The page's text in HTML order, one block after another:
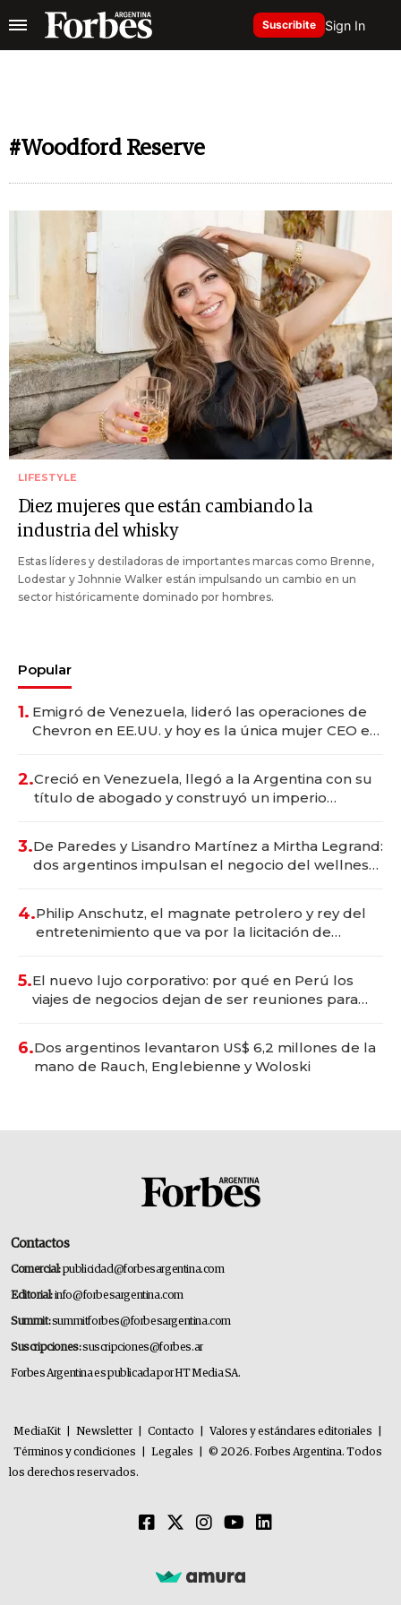
Suscribite Sign In
#Woodford Reserve
LIFESTYLE
Diez mujeres que están cambiando la
industria del whisky
Estas líderes y destiladoras de importantes marcas como Brenne,
Lodestar y Johnnie Walker están impulsando un cambio en un
sector históricamente dominado por hombres.
Popular
1. Emigró de Venezuela, lideró las operaciones de
Chevron en EE.UU. y hoy es la única mujer CEO en
2.Creció en Venezuela, llegó a la Argentina con su
título de abogado y construyó un imperio
3.De Paredes y Lisandro Martínez a Mirtha Legrand:
dos argentinos impulsan el negocio del wellness
4.Philip Anschutz, el magnate petrolero y rey del
entretenimiento que va por la licitación de
5.El nuevo lujo corporativo: por qué en Perú los
viajes de negocios dejan de ser reuniones para
6.Dos argentinos levantaron US$ 6,2 millones de la
mano de Rauch, Englebienne y Woloski
Contactos
Comercial:publicidad@forbesargentina.com
Editorial:info@forbesargentina.com
Summit:summitforbes@forbesargentina.com
Suscripciones:suscripciones@forbes.ar
Forbes Argentina es publicada por HT Media SA.
MediaKit Newsletter Contacto Valores y estándares editoriales
Términos y condiciones
Legales
© 2026. Forbes Argentina. Todos
los derechos reservados.